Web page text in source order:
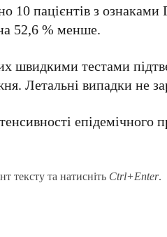
10 пацієнтів з
52,6 % менше.
швидкими тестами
Летальні випадки не
епідемічного
тексту та натисніть Ctrl+Enter.